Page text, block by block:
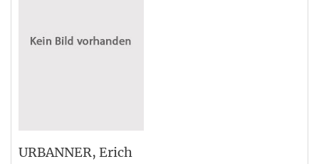
URBANNER, Erich